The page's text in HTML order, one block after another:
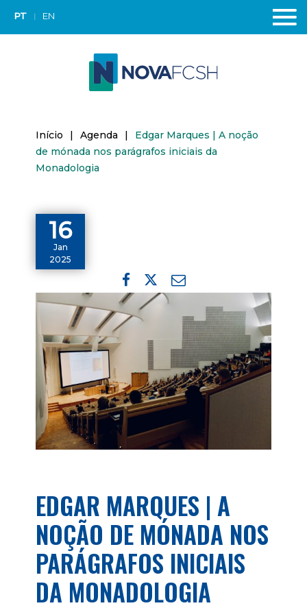
PT EN
Início | Agenda |
Edgar Marques | A noção
de mónada nos parágrafos iniciais da
Monadologia
16
Jan
2025
EDGAR MARQUES | A
NOÇÃO DE MÓNADA NOS
PARÁGRAFOS INICIAIS
DA MONADOLOGIA